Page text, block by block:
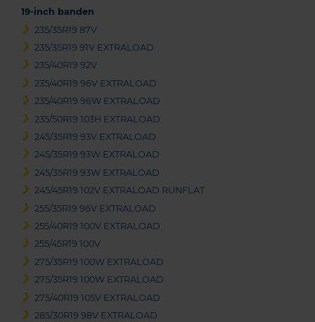
19-inch banden
235/35R19 87V
235/35R19 91V EXTRALOAD
235/40R19 92V
235/40R19 96V EXTRALOAD
235/40R19 96W EXTRALOAD
235/50R19 103H EXTRALOAD
245/35R19 93V EXTRALOAD
245/35R19 93W EXTRALOAD
245/35R19 93W EXTRALOAD
245/45R19 102V EXTRALOAD RUNFLAT
255/35R19 96V EXTRALOAD
255/40R19 100V EXTRALOAD
255/45R19 100V
275/35R19 100W EXTRALOAD
275/35R19 100W EXTRALOAD
275/40R19 105V EXTRALOAD
285/30R19 98V EXTRALOAD